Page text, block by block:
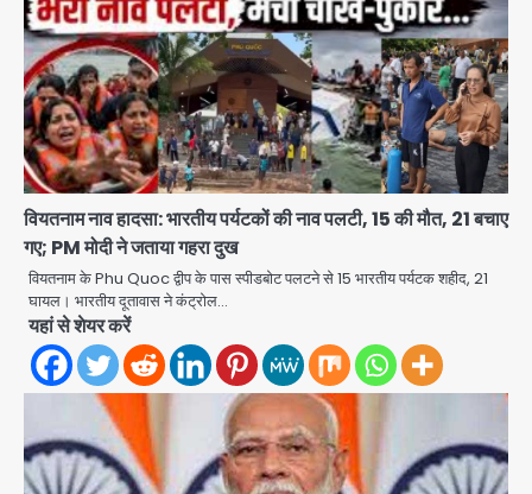
वियतनाम नाव हादसा: भारतीय पर्यटकों की नाव पलटी, 15 की मौत, 21 बचाए
गए; PM मोदी ने जताया गहरा दुख
वियतनाम के Phu Quoc द्वीप के पास स्पीडबोट पलटने से 15 भारतीय पर्यटक शहीद, 21
घायल। भारतीय दूतावास ने कंट्रोल…
यहां से शेयर करें
2
एंटी-बर्गलरी सेल की बड़ी कामयाबी, चोरी के
माल की खरीद-फरोख्त करने वाले गिरोह का
भंडाफोड़
Team JHJ
3
सरकारी भर्ती परीक्षाओं में नकल कराने वाले
अंतरराज्यीय गिरोह का भंडाफोड़, मास्टरमाइंड
समेत 7 गिरफ्तार
Team JHJ
4
आॅपरेशन ह्यप्रहारह्ण : 72 घंटे में उत्तर-पश्चिम
जिला पुलिस का बड़ा एक्शन
5
Sajid Rashidi’s controversial:
शिवभक्त नहीं, आतंकवादी हैं’, मौलाना का
कांवड़ियों पर विवादित बयान, BJP विधायक ने
कराई FIR, NSA की मांग
Avinash Kumar